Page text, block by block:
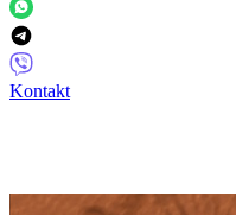
Kontakt